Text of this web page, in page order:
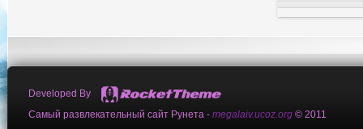
Developed By
Самый развлекательный сайт Рунета - megalaiv.ucoz.org © 2011